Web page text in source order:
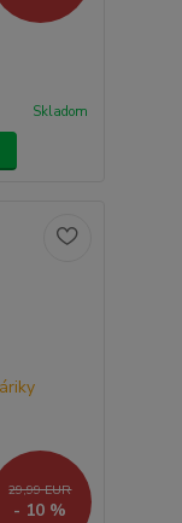
Skladom
29,99 EUR
- 10 %